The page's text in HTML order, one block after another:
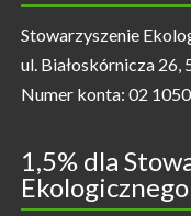
Stowarzyszenie
ul. Białoskórnicza 26,
Numer konta: 02
1,5% dla